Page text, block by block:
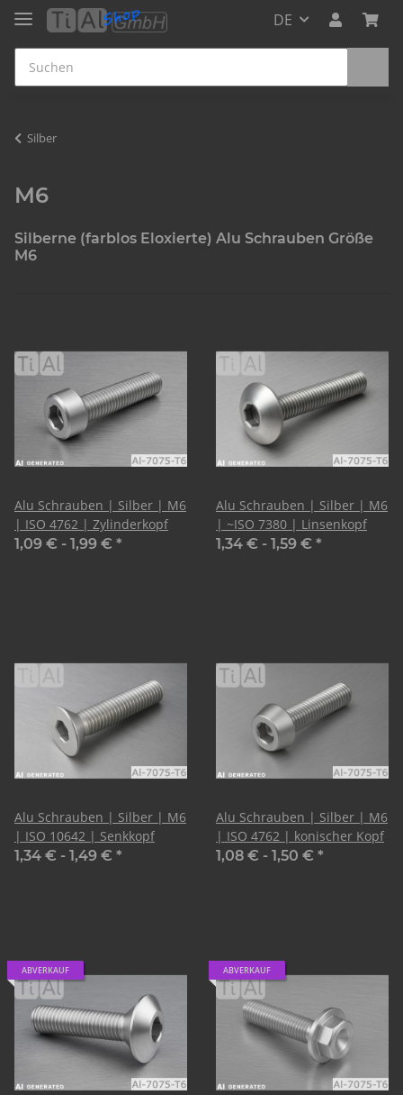
DE
Silber
M6
Silberne (farblos Eloxierte) Alu Schrauben Größe
M6
Alu Schrauben | Silber | M6
| ISO 4762 | Zylinderkopf
1,09 € - 1,99 € *
Alu Schrauben | Silber | M6
| ~ISO 7380 | Linsenkopf
1,34 € - 1,59 € *
Alu Schrauben | Silber | M6
| ISO 10642 | Senkkopf
1,34 € - 1,49 € *
Alu Schrauben | Silber | M6
| ISO 4762 | konischer Kopf
1,08 € - 1,50 € *
ABVERKAUF ABVERKAUF